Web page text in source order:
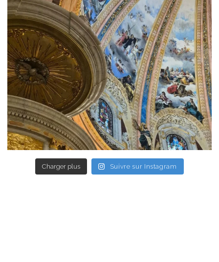
Charger plus Suivre sur Instagram